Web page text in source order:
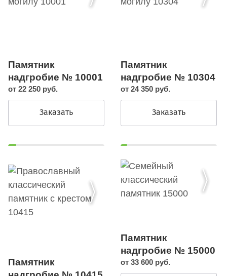
Памятник
надгробие № 10001
от 22 250 руб.
Заказать
Памятник
надгробие № 10304
от 24 350 руб.
Заказать
Памятник
Памятник
надгробие № 15000
от 33 600 руб.